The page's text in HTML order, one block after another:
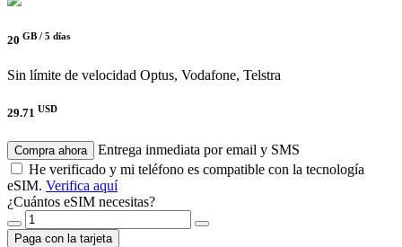
20 GB / 5 días
Sin límite de velocidad Optus, Vodafone, Telstra
29.71 USD
Compra ahora
Entrega inmediata por email y SMS
He verificado y mi teléfono es compatible con la tecnología
eSIM. Verifica aquí
¿Cuántos eSIM necesitas?
Paga con la tarjeta